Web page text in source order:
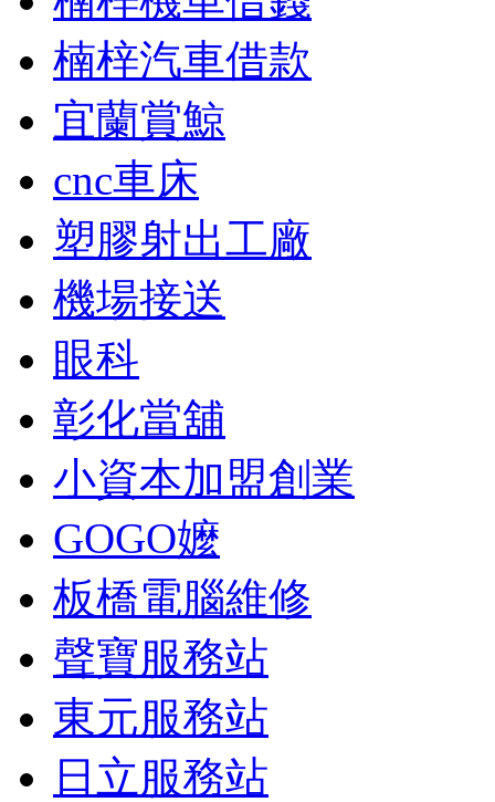
楠梓汽車借款
宜蘭賞鯨
cnc車床
塑膠射出工廠
機場接送
眼科
彰化當舖
小資本加盟創業
GOGO嬤
板橋電腦維修
聲寶服務站
東元服務站
日立服務站